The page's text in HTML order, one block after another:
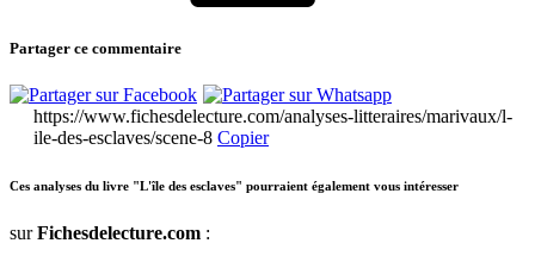
Partager ce commentaire
https://www.fichesdelecture.com/analyses-litteraires/marivaux/l-
ile-des-esclaves/scene-8 Copier
Ces analyses du livre "L'île des esclaves" pourraient également vous intéresser
surFichesdelecture.com :